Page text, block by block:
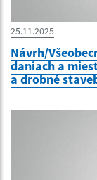
25.11.2025
Návrh/
daniach a
a drobné